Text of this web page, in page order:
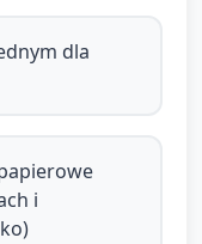
— etap 1: wybór i
papierowy jako
A3.
dla
i